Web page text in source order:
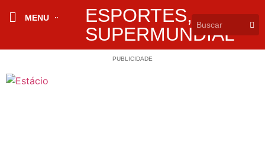
MENU ESPORTES,
SUPERMUNDIAL
PUBLICIDADE